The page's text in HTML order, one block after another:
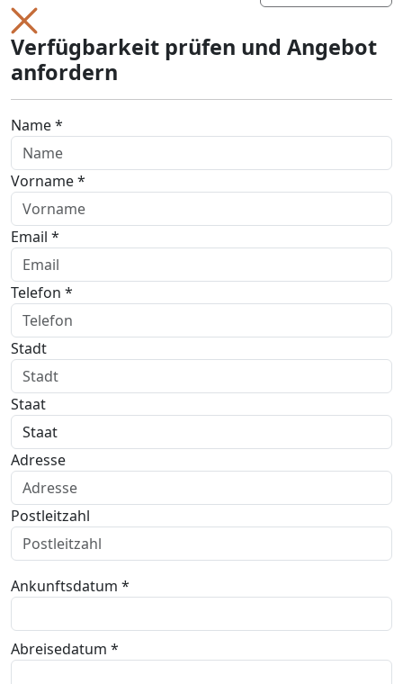
Verfügbarkeit prüfen und Angebot
anfordern
Name *
Vorname *
Email *
Telefon *
Stadt
Staat
Adresse
Postleitzahl
Ankunftsdatum *
Abreisedatum *